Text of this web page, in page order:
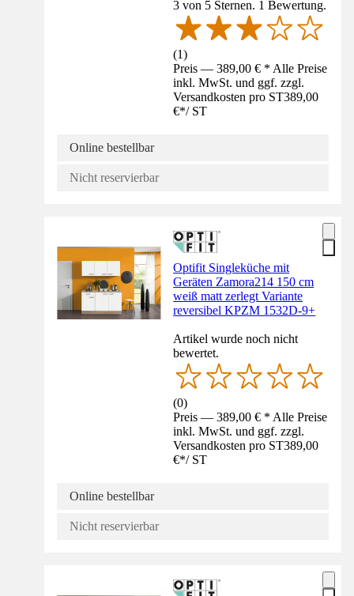
3 von 5 Sternen. 1 Bewertung.
(1)
Preis — 389,00 € * Alle Preise
inkl. MwSt. und ggf. zzgl.
Versandkosten pro ST389,00
€*/ ST
Online bestellbar
Nicht reservierbar
Optifit Singleküche mit
Geräten Zamora214 150 cm
weiß matt zerlegt Variante
reversibel KPZM 1532D-9+
Artikel wurde noch nicht
bewertet.
(0)
Preis — 389,00 € * Alle Preise
inkl. MwSt. und ggf. zzgl.
Versandkosten pro ST389,00
€*/ ST
Online bestellbar
Nicht reservierbar